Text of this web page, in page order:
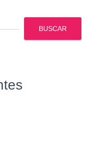
BUSCAR